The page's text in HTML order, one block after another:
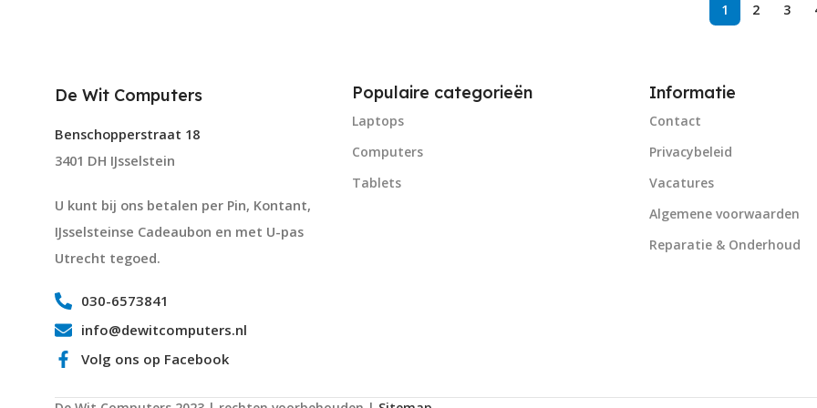
1 2 3
De Wit Computers
Benschopperstraat 18
3401 DH IJsselstein
U kunt bij ons betalen per Pin, Kontant,
IJsselsteinse Cadeaubon en met U-pas
Utrecht tegoed.
030-6573841
info@dewitcomputers.nl
Volg ons op Facebook
Populaire categorieën
Laptops
Computers
Tablets
Informatie
Contact
Privacybeleid
Vacatures
Algemene voorwaarden
Reparatie & Onderhoud